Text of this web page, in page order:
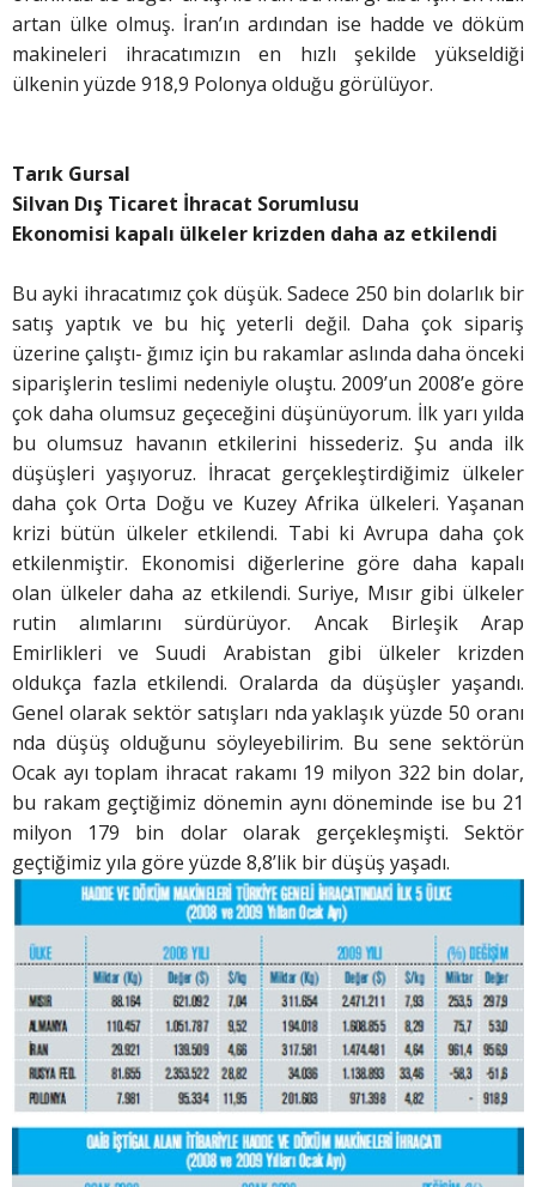
artan ülke olmuş. İran’ın ardından ise hadde ve döküm
makineleri ihracatımızın en hızlı şekilde yükseldiği
ülkenin yüzde 918,9 Polonya olduğu görülüyor.
Tarık Gursal
Silvan Dış Ticaret İhracat Sorumlusu
Ekonomisi kapalı ülkeler krizden daha az etkilendi
Bu ayki ihracatımız çok düşük. Sadece 250 bin dolarlık bir
satış yaptık ve bu hiç yeterli değil. Daha çok sipariş
üzerine çalıştı- ğımız için bu rakamlar aslında daha önceki
siparişlerin teslimi nedeniyle oluştu. 2009’un 2008’e göre
çok daha olumsuz geçeceğini düşünüyorum. İlk yarı yılda
bu olumsuz havanın etkilerini hissederiz. Şu anda ilk
düşüşleri yaşıyoruz. İhracat gerçekleştirdiğimiz ülkeler
daha çok Orta Doğu ve Kuzey Afrika ülkeleri. Yaşanan
krizi bütün ülkeler etkilendi. Tabi ki Avrupa daha çok
etkilenmiştir. Ekonomisi diğerlerine göre daha kapalı
olan ülkeler daha az etkilendi. Suriye, Mısır gibi ülkeler
rutin alımlarını sürdürüyor. Ancak Birleşik Arap
Emirlikleri ve Suudi Arabistan gibi ülkeler krizden
oldukça fazla etkilendi. Oralarda da düşüşler yaşandı.
Genel olarak sektör satışları nda yaklaşık yüzde 50 oranı
nda düşüş olduğunu söyleyebilirim. Bu sene sektörün
Ocak ayı toplam ihracat rakamı 19 milyon 322 bin dolar,
bu rakam geçtiğimiz dönemin aynı döneminde ise bu 21
milyon 179 bin dolar olarak gerçekleşmişti. Sektör
geçtiğimiz yıla göre yüzde 8,8’lik bir düşüş yaşadı.